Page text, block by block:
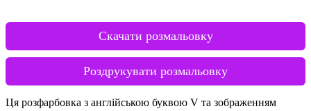
Скачати розмальовку
Роздрукувати розмальовку
Ця розфарбовка з англійською буквою V та зображенням